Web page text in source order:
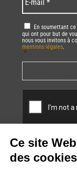
mail *
RGPD *
En soumettant
qui ont pour but de
nous vous invitons à
mentions légales.
*